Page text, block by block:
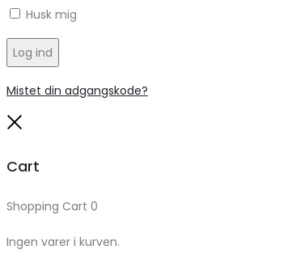
Husk mig
Log ind
Mistet din adgangskode?
Cart
Shopping Cart 0
Ingen varer i kurven.